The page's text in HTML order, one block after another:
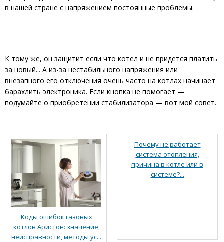
в нашей стране с напряжением постоянные проблемы.
К тому же, он защитит если что котел и не придется платить
за новый... А из-за нестабильного напряжения или
внезапного его отключения очень часто на котлах начинает
барахлить электроника. Если кнопка не помогает —
подумайте о приобретении стабилизатора — вот мой совет.
Коды ошибок газовых
котлов Аристон: значение,
неисправности, методы ус...
Почему не работает
система отопления,
причина в котле или в
системе?...